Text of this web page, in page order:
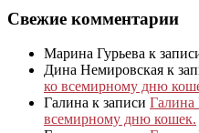
Свежие комментарии
Марина Гурьева к
Дина Немировская к
ко всемирному дню
Галина к записи Галина
всемирному дню кошек.